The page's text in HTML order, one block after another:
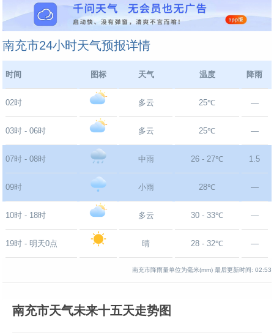
南充市24小时天气预报详情
时间 图标 天气 温度 降雨
02时 多云 25℃ —
03时 - 06时 多云 25℃ —
07时 - 08时 中雨 26 - 27℃ 1.5
09时 小雨 28℃ —
10时 - 18时 多云 30 - 33℃ —
19时 - 明天0点 晴 28 - 32℃ —
南充市降雨量单位为毫米(mm) 最后更新时间: 02:53
南充市天气未来十五天走势图